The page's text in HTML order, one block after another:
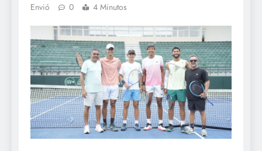
Envió
0 4 Minutos